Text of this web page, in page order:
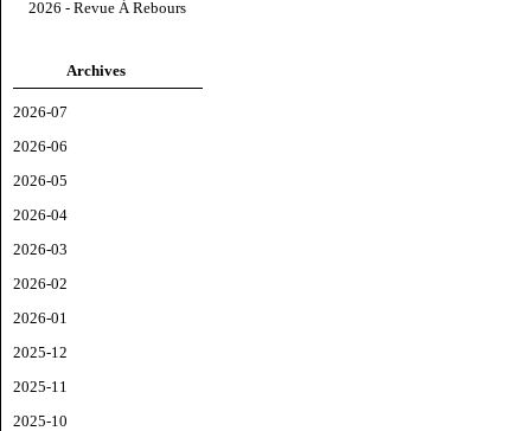
2026 - Revue À Rebours
Archives
2026-07
2026-06
2026-05
2026-04
2026-03
2026-02
2026-01
2025-12
2025-11
2025-10